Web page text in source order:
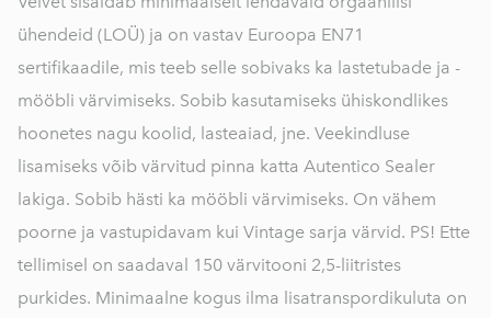
ühendeid (LOÜ) ja on vastav Euroopa EN71
sertifikaadile, mis teeb selle sobivaks ka lastetubade ja -
mööbli värvimiseks. Sobib kasutamiseks ühiskondlikes
hoonetes nagu koolid, lasteaiad, jne. Veekindluse
lisamiseks võib värvitud pinna katta Autentico Sealer
lakiga. Sobib hästi ka mööbli värvimiseks. On vähem
poorne ja vastupidavam kui Vintage sarja värvid. PS! Ette
tellimisel on saadaval 150 värvitooni 2,5-liitristes
purkides. Minimaalne kogus ilma lisatranspordikuluta on